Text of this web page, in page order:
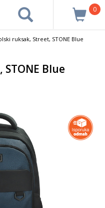
0
ruksak, Street, STONE Blue
Blue